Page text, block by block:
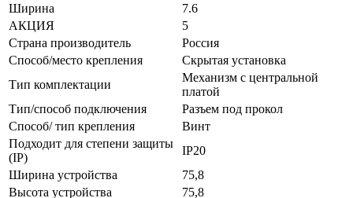
Ширина
7.6
АКЦИЯ
5
Страна производитель
Россия
Способ/место крепления
Скрытая установка
Тип комплектации
Механизм с центральной
платой
Тип/способ подключения
Разъем под прокол
Способ/ тип крепления
Винт
Подходит для степени защиты
(IP)
IP20
Ширина устройства
75,8
Высота устройства
75,8